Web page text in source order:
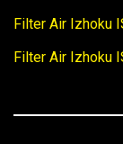
Filter Air Izhoku
Filter Air Izhoku